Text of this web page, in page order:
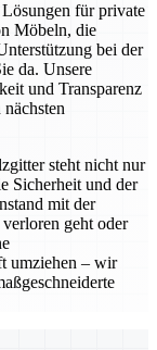
für private
Möbeln, die
bei der
da. Unsere
und Transparenz
steht nicht nur
Sicherheit und der
mit der
geht oder
umziehen – wir